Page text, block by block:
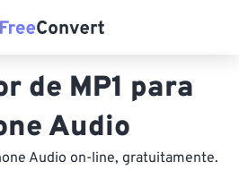
de MP1 para
Audio
Audio on-line, gratuitamente.